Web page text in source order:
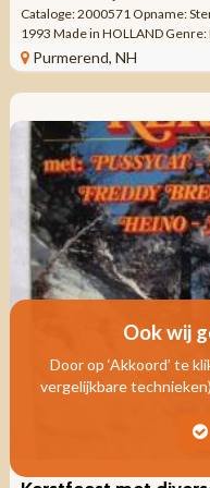
Cataloge: 2000571 Opname:
1993 Made in HOLLAND
ALS NIEUW ...
Purmerend, NH
Ook wij
Door op ‘Akkoord’ te
vergelijkbare